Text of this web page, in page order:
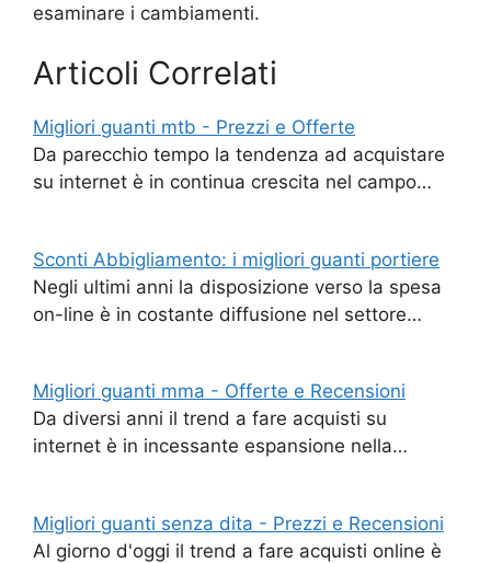
esaminare i cambiamenti.
Articoli Correlati
Migliori guanti mtb - Prezzi e Offerte
Da parecchio tempo la tendenza ad acquistare
su internet è in continua crescita nel campo…
Sconti Abbigliamento: i migliori guanti portiere
Negli ultimi anni la disposizione verso la spesa
on-line è in costante diffusione nel settore…
Migliori guanti mma - Offerte e Recensioni
Da diversi anni il trend a fare acquisti su
internet è in incessante espansione nella…
Migliori guanti senza dita - Prezzi e Recensioni
Al giorno d'oggi il trend a fare acquisti online è